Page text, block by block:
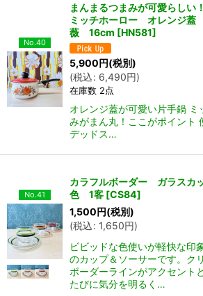
No.40
まんまるつまみが可愛らしい
ミッチホーロー オレンジ
薇 16cm [HN581]
5,900円(税別)
(税込: 6,490円)
在庫数 2点
オレンジ蓋が可愛い片手鍋 ミ
みがまん丸！ここがポイント
デッドス…
No.41
カラフルボーダー ガラスカ
色 1客 [CS84]
1,500円(税別)
(税込: 1,650円)
ビビッドな色使いが軽快な印
のカップ＆ソーサーです。ク
ボーダーラインがアクセント
たびに気分を明るく…